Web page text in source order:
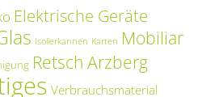
Elektrische Geräte
Isolierkannen Karten Mobiliar
Retsch Arzberg
Verbrauchsmaterial